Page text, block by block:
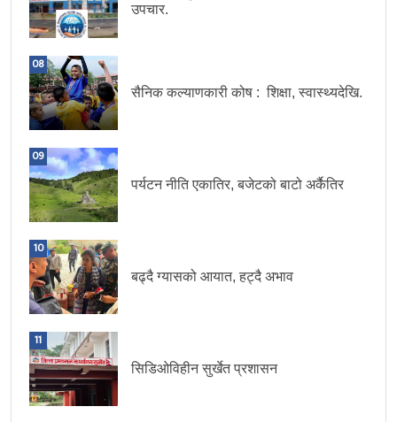
उपचार.
08
सैनिक कल्याणकारी कोष : शिक्षा, स्वास्थ्यदेखि.
09
पर्यटन नीति एकातिर, बजेटको बाटो अर्कैतिर
10
बढ्दै ग्यासको आयात, हट्दै अभाव
11
सिडिओविहीन सुर्खेत प्रशासन